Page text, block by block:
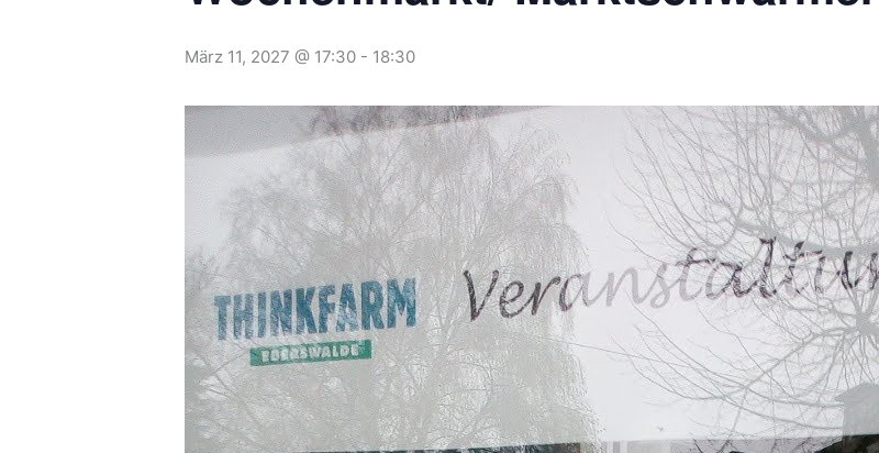
März 11, 2027 @ 17:30 - 18:30